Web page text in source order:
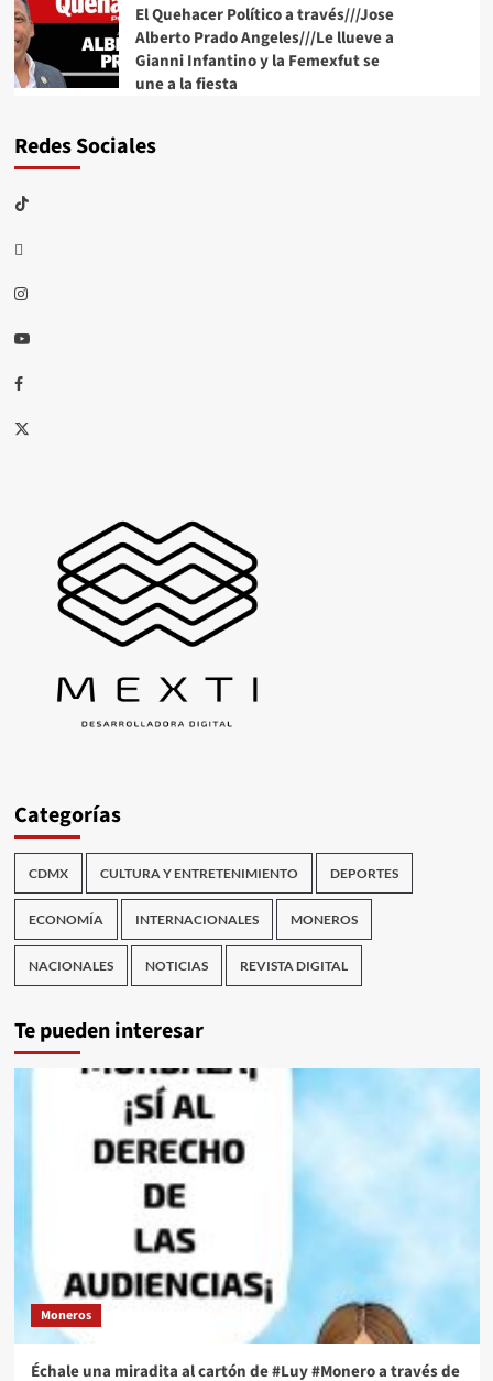
El Quehacer Político a través///Jose
Alberto Prado Angeles///Le llueve a
Gianni Infantino y la Femexfut se
une a la fiesta
Redes Sociales
TikTok
threads
Instagram
Youtube
Facebook
X
Categorías
CDMX CULTURA Y ENTRETENIMIENTO DEPORTES
ECONOMÍA INTERNACIONALES MONEROS
NACIONALES NOTICIAS REVISTA DIGITAL
Te pueden interesar
Moneros
Échale una miradita al cartón de #Luy #Monero a través de